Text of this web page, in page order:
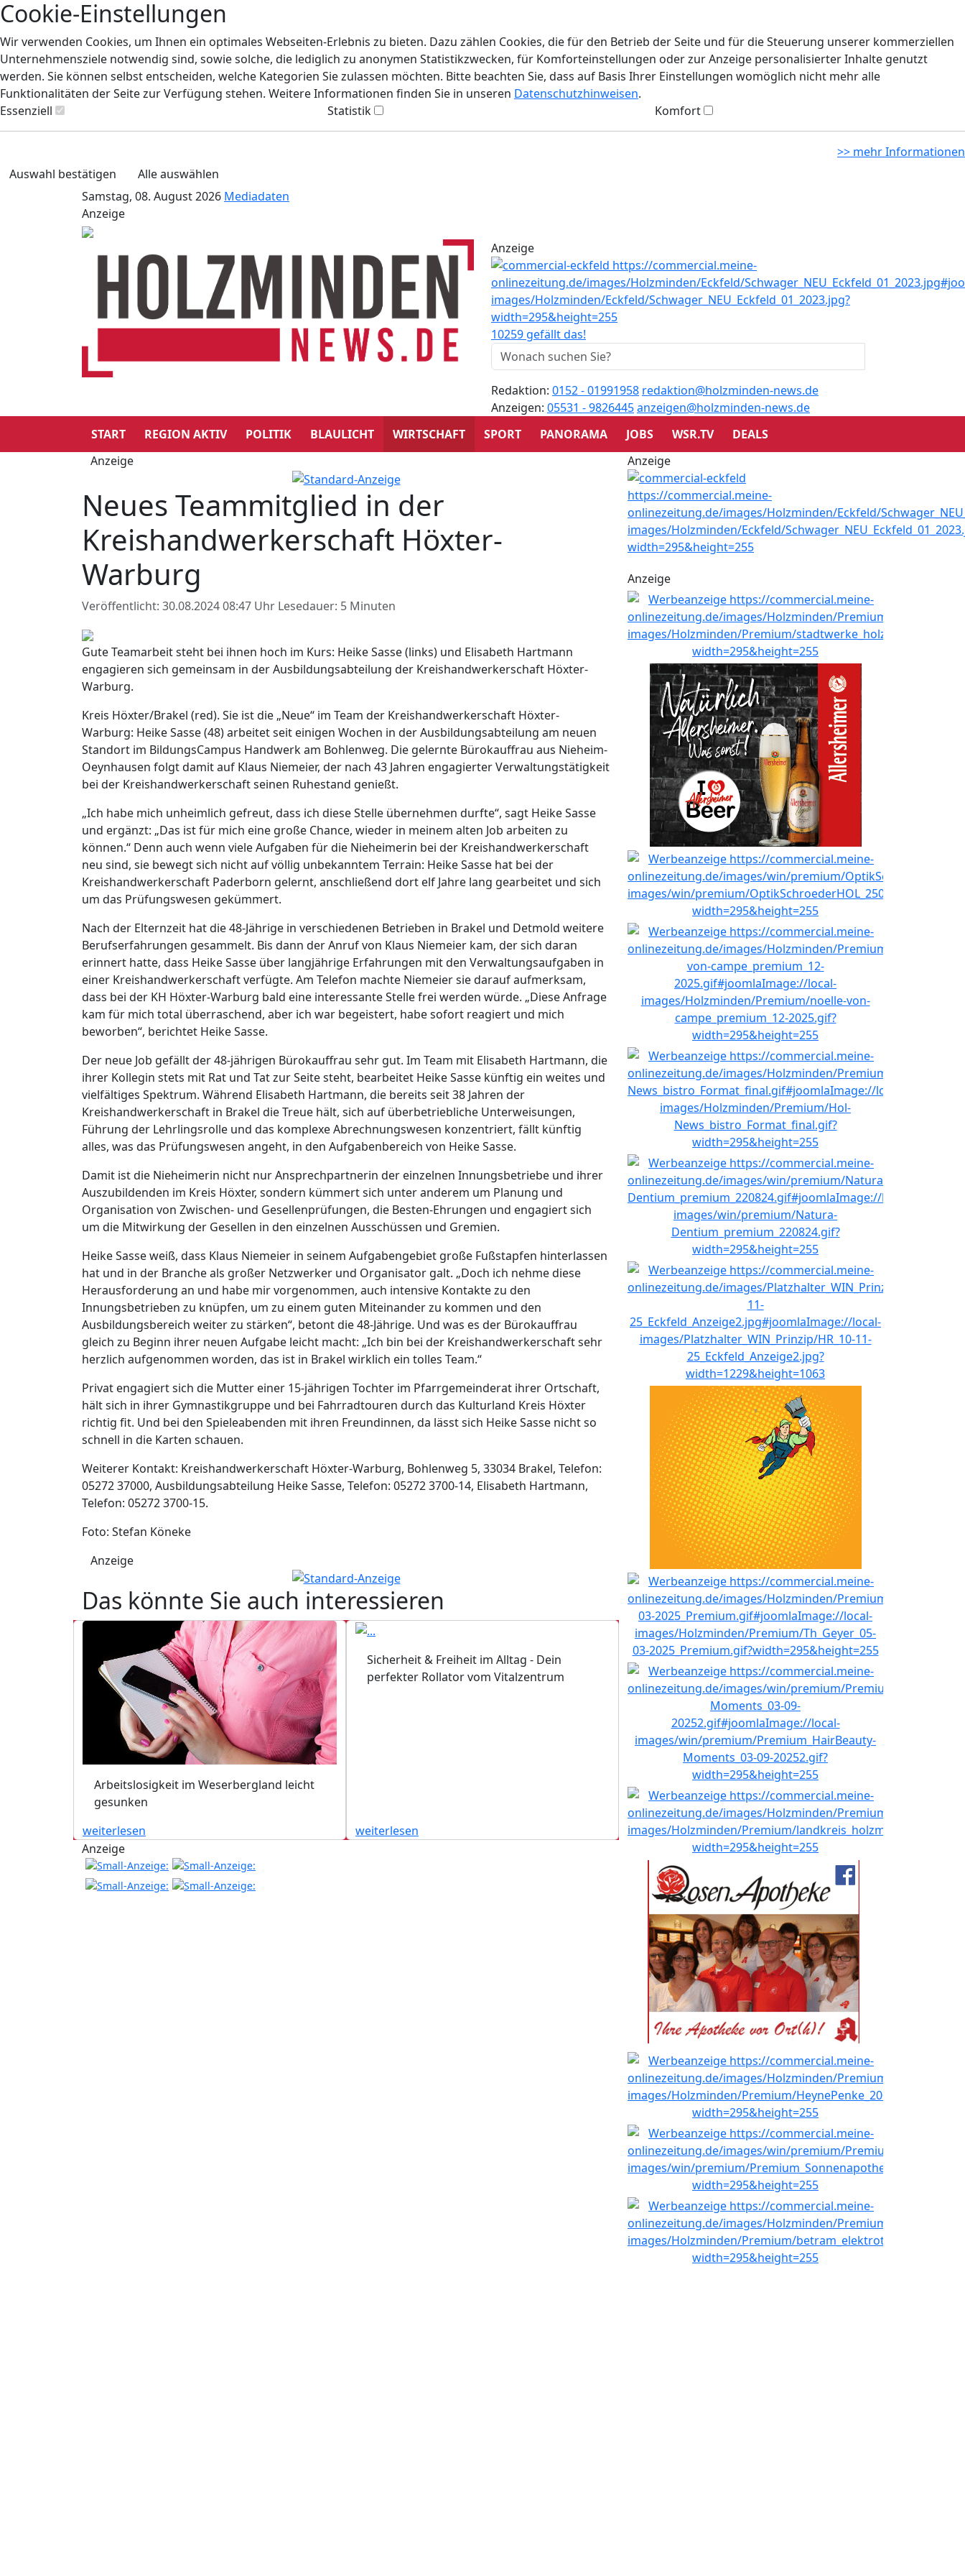
Cookie-Einstellungen
Wir verwenden Cookies, um Ihnen ein optimales Webseiten-Erlebnis zu bieten. Dazu zählen Cookies, die für den Betrieb der Seite und für die Steuerung unserer kommerziellen
Unternehmensziele notwendig sind, sowie solche, die lediglich zu anonymen Statistikzwecken, für Komforteinstellungen oder zur Anzeige personalisierter Inhalte genutzt
werden. Sie können selbst entscheiden, welche Kategorien Sie zulassen möchten. Bitte beachten Sie, dass auf Basis Ihrer Einstellungen womöglich nicht mehr alle
Funktionalitäten der Seite zur Verfügung stehen. Weitere Informationen finden Sie in unseren Datenschutzhinweisen.
Essenziell
Statistik Komfort
>> mehr Informationen
Auswahl bestätigen
Alle auswählen
Samstag, 08. August 2026 Mediadaten
Anzeige
Anzeige
10259 gefällt das!
Redaktion: 0152 - 01991958 redaktion@holzminden-news.de
Anzeigen: 05531 - 9826445anzeigen@holzminden-news.de
START
REGION AKTIV POLITIK BLAULICHT WIRTSCHAFT SPORT PANORAMA JOBS WSR.TV
DEALS
Anzeige
Neues Teammitglied in der
Kreishandwerkerschaft Höxter-
Warburg
Veröffentlicht: 30.08.2024 08:47 Uhr Lesedauer: 5 Minuten
Gute Teamarbeit steht bei ihnen hoch im Kurs: Heike Sasse (links) und Elisabeth Hartmann
engagieren sich gemeinsam in der Ausbildungsabteilung der Kreishandwerkerschaft Höxter-
Warburg.
Kreis Höxter/Brakel (red). Sie ist die „Neue“ im Team der Kreishandwerkerschaft Höxter-
Warburg: Heike Sasse (48) arbeitet seit einigen Wochen in der Ausbildungsabteilung am neuen
Standort im BildungsCampus Handwerk am Bohlenweg. Die gelernte Bürokauffrau aus Nieheim-
Oeynhausen folgt damit auf Klaus Niemeier, der nach 43 Jahren engagierter Verwaltungstätigkeit
bei der Kreishandwerkerschaft seinen Ruhestand genießt.
„Ich habe mich unheimlich gefreut, dass ich diese Stelle übernehmen durfte“, sagt Heike Sasse
und ergänzt: „Das ist für mich eine große Chance, wieder in meinem alten Job arbeiten zu
können.“ Denn auch wenn viele Aufgaben für die Nieheimerin bei der Kreishandwerkerschaft
neu sind, sie bewegt sich nicht auf völlig unbekanntem Terrain: Heike Sasse hat bei der
Kreishandwerkerschaft Paderborn gelernt, anschließend dort elf Jahre lang gearbeitet und sich
um das Prüfungswesen gekümmert.
Nach der Elternzeit hat die 48-Jährige in verschiedenen Betrieben in Brakel und Detmold weitere
Berufserfahrungen gesammelt. Bis dann der Anruf von Klaus Niemeier kam, der sich daran
erinnert hatte, dass Heike Sasse über langjährige Erfahrungen mit den Verwaltungsaufgaben in
einer Kreishandwerkerschaft verfügte. Am Telefon machte Niemeier sie darauf aufmerksam,
dass bei der KH Höxter-Warburg bald eine interessante Stelle frei werden würde. „Diese Anfrage
kam für mich total überraschend, aber ich war begeistert, habe sofort reagiert und mich
beworben“, berichtet Heike Sasse.
Der neue Job gefällt der 48-jährigen Bürokauffrau sehr gut. Im Team mit Elisabeth Hartmann, die
ihrer Kollegin stets mit Rat und Tat zur Seite steht, bearbeitet Heike Sasse künftig ein weites und
vielfältiges Spektrum. Während Elisabeth Hartmann, die bereits seit 38 Jahren der
Kreishandwerkerschaft in Brakel die Treue hält, sich auf überbetriebliche Unterweisungen,
Führung der Lehrlingsrolle und das komplexe Abrechnungswesen konzentriert, fällt künftig
alles, was das Prüfungswesen angeht, in den Aufgabenbereich von Heike Sasse.
Damit ist die Nieheimerin nicht nur Ansprechpartnerin der einzelnen Innungsbetriebe und ihrer
Auszubildenden im Kreis Höxter, sondern kümmert sich unter anderem um Planung und
Organisation von Zwischen- und Gesellenprüfungen, die Besten-Ehrungen und engagiert sich
um die Mitwirkung der Gesellen in den einzelnen Ausschüssen und Gremien.
Heike Sasse weiß, dass Klaus Niemeier in seinem Aufgabengebiet große Fußstapfen hinterlassen
hat und in der Branche als großer Netzwerker und Organisator galt. „Doch ich nehme diese
Herausforderung an und habe mir vorgenommen, auch intensive Kontakte zu den
Innungsbetrieben zu knüpfen, um zu einem guten Miteinander zu kommen und den
Ausbildungsbereich weiter zu stärken“, betont die 48-Jährige. Und was es der Bürokauffrau
gleich zu Beginn ihrer neuen Aufgabe leicht macht: „Ich bin bei der Kreishandwerkerschaft sehr
herzlich aufgenommen worden, das ist in Brakel wirklich ein tolles Team.“
Privat engagiert sich die Mutter einer 15-jährigen Tochter im Pfarrgemeinderat ihrer Ortschaft,
hält sich in ihrer Gymnastikgruppe und bei Fahrradtouren durch das Kulturland Kreis Höxter
richtig fit. Und bei den Spieleabenden mit ihren Freundinnen, da lässt sich Heike Sasse nicht so
schnell in die Karten schauen.
Weiterer Kontakt: Kreishandwerkerschaft Höxter-Warburg, Bohlenweg 5, 33034 Brakel, Telefon:
05272 37000, Ausbildungsabteilung Heike Sasse, Telefon: 05272 3700-14, Elisabeth Hartmann,
Telefon: 05272 3700-15.
Foto: Stefan Köneke
Anzeige
Das könnte Sie auch interessieren
Arbeitslosigkeit im Weserbergland leicht
gesunken
weiterlesen
Sicherheit & Freiheit im Alltag - Dein
perfekter Rollator vom Vitalzentrum
weiterlesen
Anzeige
Anzeige
Anzeige